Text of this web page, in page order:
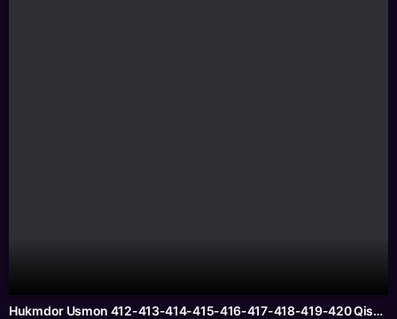
Hukmdor Usmon 412-413-414-415-416-417-418-419-420 Qism seriali Uzbek tilida barcha qismlar